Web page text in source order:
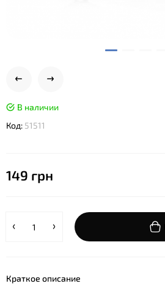
В наличии
Код: 51511
149 грн
Краткое описание